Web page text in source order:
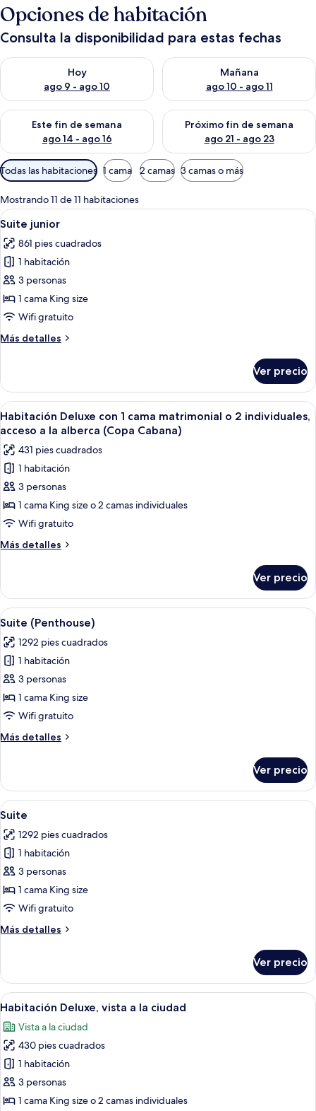
Opciones de habitación
Consulta la disponibilidad para estas fechas
Hoy
ago 9 - ago 10
Consulta la disponibilidad para hoy ago 9 - ago 10
Mañana
ago 10 - ago 11
Consulta la disponibilidad
Este fin de semana
ago 14 - ago 16
Consulta la disponibilidad para este fin de semana ago 14 -
Próximo fin de semana
ago 21 - ago 23
Consulta la disponibilidad
Filtros
disponibles
para
las
habitaciones
Todas las habitaciones 1 cama 2 camas 3 camas o más
Mostrando 11 de 11 habitaciones
Abrir
todas
las
fotos
de
Suite
junior
Habitación de hotel con una cama
10
Suite junior
861 pies cuadrados
1 habitación
3 personas
1 cama King size
Wifi gratuito
Más detalles
Más
junior
Ver precio
Abrir
todas
las
fotos
de
Habitación
Deluxe
con
1
cama
o
2
individuales,
acceso
a
la
alberca
(Copa
Cabana)
Un dormitorio amplio con una cama
8
Habitación Deluxe con 1 cama matrimonial o 2 individuales,
acceso a la alberca (Copa Cabana)
431 pies cuadrados
1 habitación
3 personas
1 cama King size o 2 camas individuales
Wifi gratuito
Más detalles
Más
Deluxe
con
1
matrimonial
o
individuales,
acceso
alberca
Ver precio
Abrir
todas
las
fotos
de
Suite
(Penthouse)
Amplia sala de estar con televisor,
18
Suite (Penthouse)
1292 pies cuadrados
1 habitación
3 personas
1 cama King size
Wifi gratuito
Más detalles
Más
(Penthouse)
Ver precio
Abrir
todas
las
fotos
de
Suite
Habitación de hotel con una cama
10
Suite
1292 pies cuadrados
1 habitación
3 personas
1 cama King size
Wifi gratuito
Más detalles
Más
Ver precio
Abrir
todas
las
fotos
de
Habitación
Deluxe,
Habitación de hotel con una cama
5
Habitación Deluxe, vista a la ciudad
Vista a la ciudad
430 pies cuadrados
1 habitación
3 personas
1 cama King size o 2 camas individuales